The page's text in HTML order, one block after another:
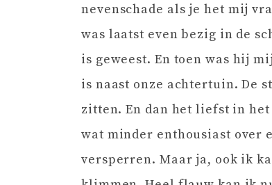
nevenschade als je het mij
was laatst even bezig in de
is geweest. En toen was hij
is naast onze achtertuin. De
zitten. En dan het liefst in
wat minder enthousiast over
versperren. Maar ja, ook ik